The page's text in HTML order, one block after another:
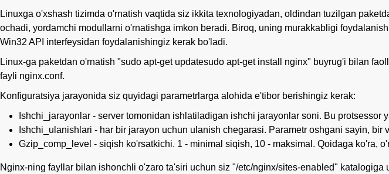
Linuxga o'xshash tizimda o'rnatish vaqtida siz ikkita texnologiyadan, oldindan tuzilgan
ochadi, yordamchi modullarni o'rnatishga imkon beradi. Biroq, uning murakkabligi
Win32 API interfeysidan foydalanishingiz kerak bo'ladi.
Linux-ga paketdan o'rnatish "sudo apt-get updatesudo apt-get install nginx" buyrug'i bilan
fayli nginx.conf.
Konfiguratsiya jarayonida siz quyidagi parametrlarga alohida e'tibor berishingiz kerak:
Ishchi_jarayonlar - server tomonidan ishlatiladigan ishchi jarayonlar soni. Bu protsessor
Ishchi_ulanishlari - har bir jarayon uchun ulanish chegarasi. Parametr oshgani sayin,
Gzip_comp_level - siqish ko'rsatkichi. 1 - minimal siqish, 10 - maksimal. Qoidaga ko'ra,
Nginx-ning fayllar bilan ishonchli o'zaro ta'siri uchun siz "/etc/nginx/sites-enabled"